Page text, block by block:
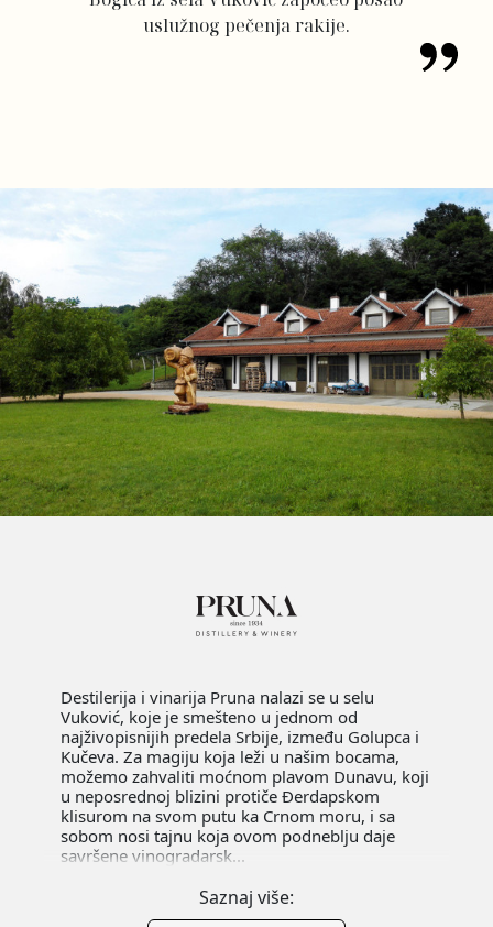
uslužnog pečenja rakije.
Destilerija i vinarija Pruna nalazi se u selu
Vuković, koje je smešteno u jednom od
najživopisnijih predela Srbije, između Golupca i
Kučeva. Za magiju koja leži u našim bocama,
možemo zahvaliti moćnom plavom Dunavu, koji
u neposrednoj blizini protiče Đerdapskom
klisurom na svom putu ka Crnom moru, i sa
sobom nosi tajnu koja ovom podneblju daje
savršene vinogradarsk...
Saznaj više: